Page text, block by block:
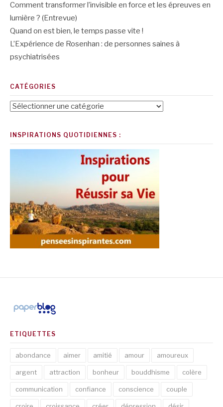
Comment transformer l’invisible en force et les épreuves en
lumière ? (Entrevue)
Quand on est bien, le temps passe vite !
L’Expérience de Rosenhan : de personnes saines à
psychiatrisées
CATÉGORIES
Catégories
INSPIRATIONS QUOTIDIENNES :
ETIQUETTES
abondance aimer amitié amour amoureux
argent attraction bonheur bouddhisme colère
communication confiance conscience couple